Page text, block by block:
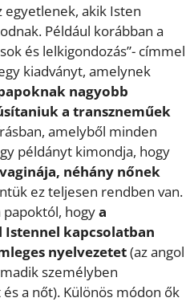
egyetlenek, akik Isten
Például korábban a
és lelkigondozás”- címmel
kiadványt, amelynek
nagyobb
a transzneműek
amelyből minden
példányt kimondja, hogy
néhány nőnek
ez teljesen rendben van.
papoktól, hogya
kapcsolatban
nyelvezetet(az angol
személyben
a nőt). Különös módon ők